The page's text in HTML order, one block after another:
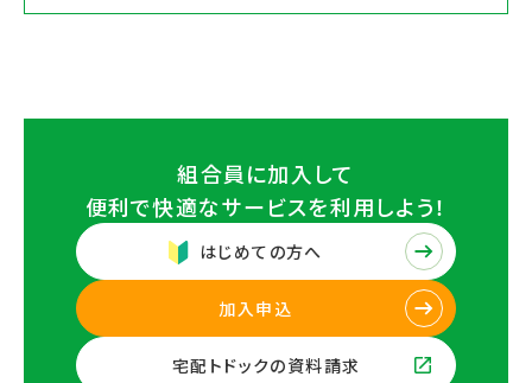
組合員に加入して
便利で快適なサービスを利用しよう！
はじめての方へ
加入申込
宅配トドックの資料請求